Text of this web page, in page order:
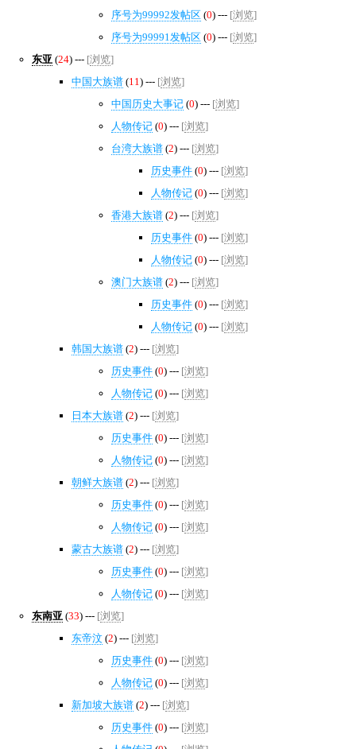
序号为99992发帖区(0) --- [浏览]
序号为99991发帖区(0) --- [浏览]
东亚 (24) --- [浏览]
中国大族谱(11) --- [浏览]
中国历史大事记(0) --- [浏览]
人物传记(0) --- [浏览]
台湾大族谱(2) --- [浏览]
历史事件(0) --- [浏览]
人物传记(0) --- [浏览]
香港大族谱(2) --- [浏览]
历史事件(0) --- [浏览]
人物传记(0) --- [浏览]
澳门大族谱(2) --- [浏览]
历史事件(0) --- [浏览]
人物传记(0) --- [浏览]
韩国大族谱(2) --- [浏览]
历史事件(0) --- [浏览]
人物传记(0) --- [浏览]
日本大族谱(2) --- [浏览]
历史事件(0) --- [浏览]
人物传记(0) --- [浏览]
朝鲜大族谱(2) --- [浏览]
历史事件(0) --- [浏览]
人物传记(0) --- [浏览]
蒙古大族谱(2) --- [浏览]
历史事件(0) --- [浏览]
人物传记(0) --- [浏览]
东南亚 (33) --- [浏览]
东帝汶(2) --- [浏览]
历史事件(0) --- [浏览]
人物传记(0) --- [浏览]
新加坡大族谱(2) --- [浏览]
历史事件(0) --- [浏览]